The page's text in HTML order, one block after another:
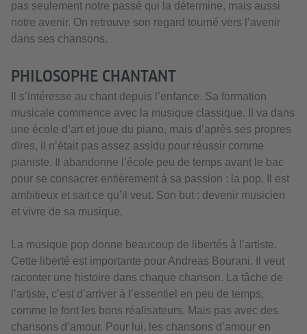
pas seulement notre passé qui la détermine, mais aussi
notre avenir. On retrouve son regard tourné vers l’avenir
dans ses chansons.
PHILOSOPHE CHANTANT
Il s’intéresse au chant depuis l’enfance. Sa formation
musicale commence avec la musique classique. Il va dans
une école d’art et joue du piano, mais d’après ses propres
dires, il n’était pas assez assidu pour réussir comme
pianiste. Il abandonne l’école peu de temps avant le bac
pour se consacrer entièrement à sa passion : la pop. Il est
ambitieux et sait ce qu’il veut. Son but : devenir musicien
et vivre de sa musique.
La musique pop donne beaucoup de libertés à l’artiste.
Cette liberté est importante pour Andreas Bourani. Il veut
raconter une histoire dans chaque chanson. La tâche de
l’artiste, c’est d’arriver à l’essentiel en peu de temps,
comme le font les bons réalisateurs. Mais pas avec des
chansons d’amour. Pour lui, les chansons d’amour en